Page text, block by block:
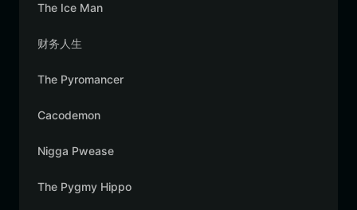
The Ice Man
财务人生
The Pyromancer
Cacodemon
Nigga Pwease
The Pygmy Hippo